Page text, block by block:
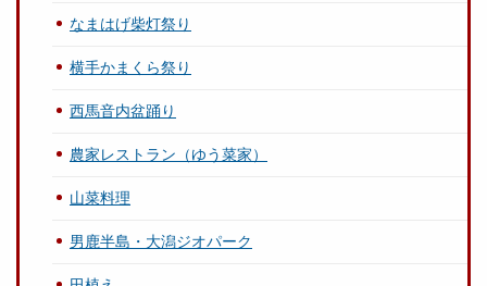
なまはげ柴灯祭り
横手かまくら祭り
西馬音内盆踊り
農家レストラン（ゆう菜家）
山菜料理
男鹿半島・大潟ジオパーク